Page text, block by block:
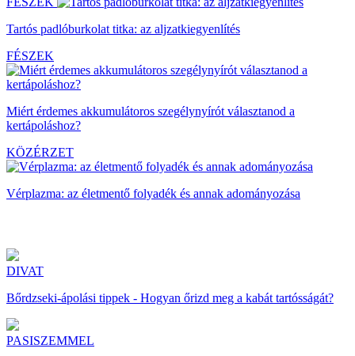
Tartós padlóburkolat titka: az aljzatkiegyenlítés
FÉSZEK
Miért érdemes akkumulátoros szegélynyírót választanod a
kertápoláshoz?
KÖZÉRZET
Vérplazma: az életmentő folyadék és annak adományozása
DIVAT
Bőrdzseki-ápolási tippek - Hogyan őrizd meg a kabát tartósságát?
PASISZEMMEL